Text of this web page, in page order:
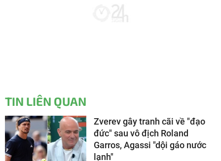
TIN LIÊN QUAN
Zverev gây tranh cãi về "đạo
đức" sau vô địch Roland
Garros, Agassi "dội gáo nước
lạnh"